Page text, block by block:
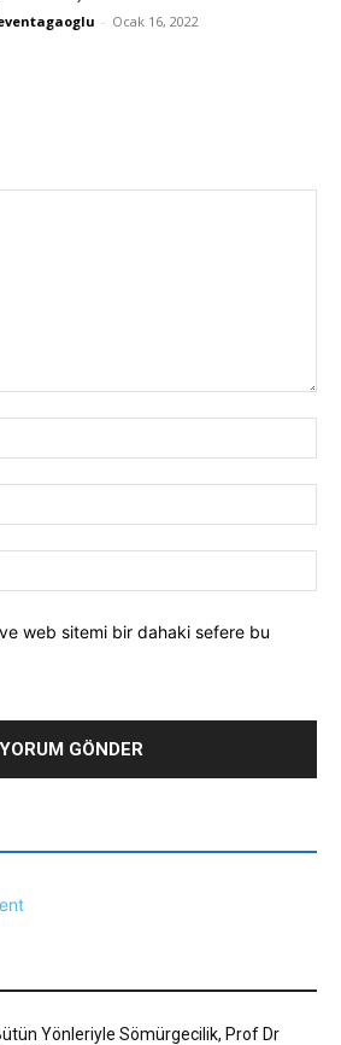
- Ocak 16, 2022
web sitemi bir dahaki sefere bu
Yönleriyle Sömürgecilik, Prof Dr